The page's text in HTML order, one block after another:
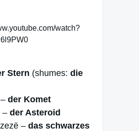
watch?
Stern (shumes: die
der Komet
– der Asteroid
– das schwarzes